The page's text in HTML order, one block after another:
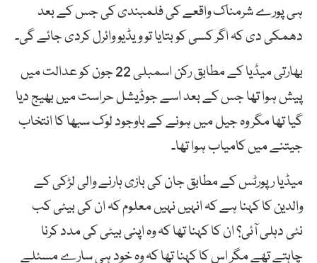
ہی پورے شرمناک واقعے کی فلمبندی کی جس کے بعد
دھمکی دی کہ اگر کسی کو بتایا تو ویڈیو وائرل کردی جائے گی۔
بھارتی میڈیا کے مطابق رکن اسمبلی 22 جون کو عدالت میں
پیش ہوا تھا جس کے بعد اسے جوڈیشل حراست میں بھیج دیا
گیا تھا مگر وہ جیل میں ہونے کے باوجود لوک سبھا کا انتخاب
جیتنے میں کامیاب ہوا تھا۔
میڈیا رپورٹس کے مطابق جان کی بازی ہارنے والی لڑکی کے
والدین کا کہنا ہے کہ انہیں نہیں معلوم کہ ان کی بیٹی کب
نئی دہلی آئی؟ ان کا کہنا تھا کہ وہ اپنی بیٹی کی مدد کرنا
چاہتے تھے مگر اس کا کہنا تھا کہ وہ خود ہی سارے مسئلے